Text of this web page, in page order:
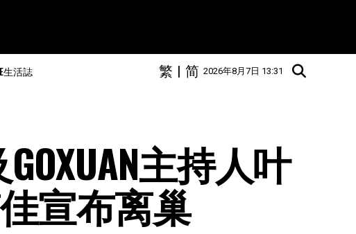
生活誌 2026年8月7日 13:31
简
|
繁
GOXUAN主持人叶
宣布离巢